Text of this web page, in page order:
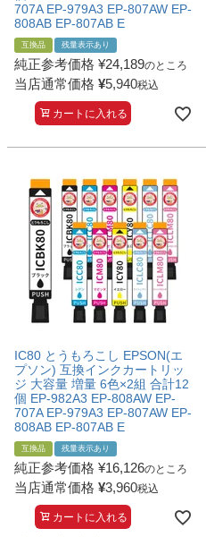
よくある質問
お問い合わせ
会員専用商品
説明書ダウンロード
707A EP-979A3 EP-807AW EP-
808AB EP-807AB E
互換品 残量表示あり
純正参考価格 ¥24,189のところ
当店通常価格 ¥5,940税込
カートに入れる
IC80 とうもろこし EPSON(エ
プソン) 互換インクカートリッ
ジ 大容量 増量 6色×2組 合計12
個 EP-982A3 EP-808AW EP-
707A EP-979A3 EP-807AW EP-
808AB EP-807AB E
互換品 残量表示あり
純正参考価格 ¥16,126のところ
当店通常価格 ¥3,960税込
カートに入れる